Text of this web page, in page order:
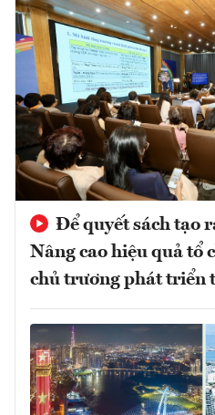
Để quyết sách tạo
Nâng cao hiệu quả tổ
chủ trương phát triển